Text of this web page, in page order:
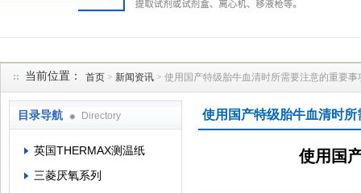
当前位置： 首页 > 新闻资讯 > 使用国产特级胎牛血清时所需要注意的重要事
目录导航 Directory
英国THERMAX测温纸
三菱厌氧系列
使用国产特级胎牛血清时
使用国